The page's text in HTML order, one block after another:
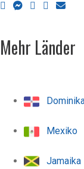
Mehr Länder
Mexiko
Jamaika